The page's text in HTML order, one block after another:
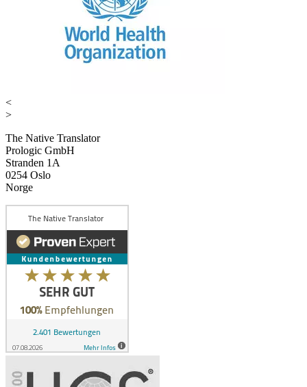
<
>
The Native Translator
Prologic GmbH
Stranden 1A
0254 Oslo
Norge